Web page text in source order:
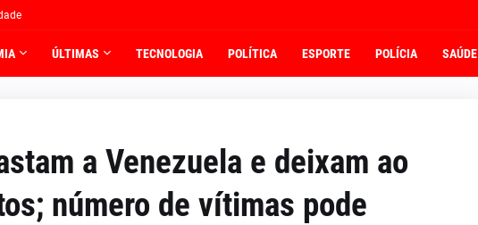
ÚLTIMAS TECNOLOGIA POLÍTICA ESPORTE POLÍCIA SAÚDE
a Venezuela e deixam ao
número de vítimas pode